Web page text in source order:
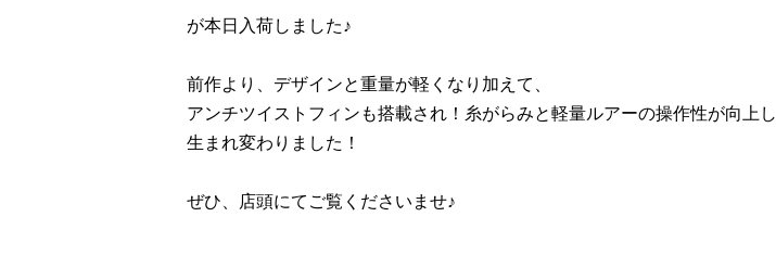
が本日入荷しました♪
前作より、デザインと重量が軽くなり加えて、
アンチツイストフィンも搭載され！糸がらみと軽量ルアーの操作性が向上し
生まれ変わりました！
ぜひ、店頭にてご覧くださいませ♪